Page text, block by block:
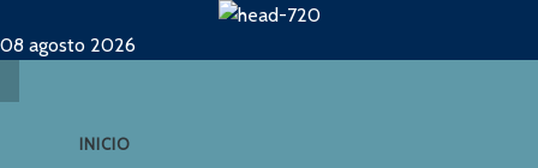
08 agosto 2026
INICIO